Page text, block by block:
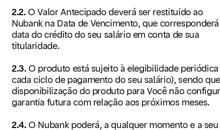
2.2.O Valor Antecipado deverá ser restituído ao
Nubank na Data de Vencimento, que
data do crédito do seu salário em conta de sua
titularidade.
2.3.O produto está sujeito à elegibilidade periódica
cada ciclo de pagamento do seu salário), sendo
disponibilização do produto para Você não
garantia futura com relação aos próximos meses.
2.4.O Nubank poderá, a qualquer momento e a seu